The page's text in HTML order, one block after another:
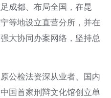
成都、布局全国，在昆
等地设立直营分所，并在
大协同办案网络，坚持总
公检法资深从业者、国内
国首家刑辩文化馆创立单